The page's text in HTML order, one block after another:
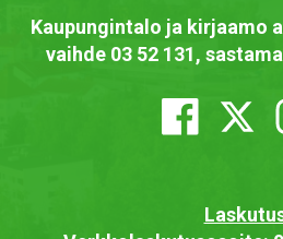
Kaupungintalo ja kirjaamo
vaihde 03 52 131,